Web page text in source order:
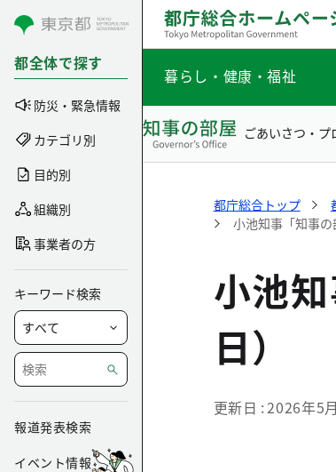
コンテンツにスキップ
都全体で探す
防災・緊急情報
カテゴリ別
目的別
組織別
事業者の方
キーワード検索
報道発表検索
イベント情報
暮らし・健康・福祉
ごあいさつ・プ
都庁総合トップ
小池知事「知事の
小池
日）
更新日 2026年5